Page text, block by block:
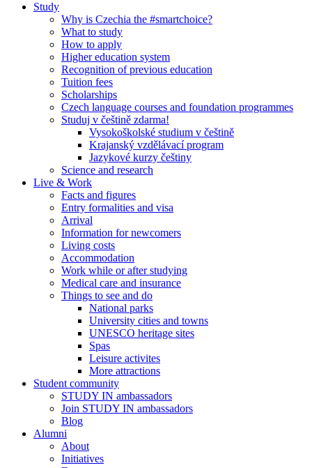
Study
Why is Czechia the #smartchoice?
What to study
How to apply
Higher education system
Recognition of previous education
Tuition fees
Scholarships
Czech language courses and foundation programmes
Studuj v češtině zdarma!
Vysokoškolské studium v češtině
Krajanský vzdělávací program
Jazykové kurzy češtiny
Science and research
Live & Work
Facts and figures
Entry formalities and visa
Arrival
Information for newcomers
Living costs
Accommodation
Work while or after studying
Medical care and insurance
Things to see and do
National parks
University cities and towns
UNESCO heritage sites
Spas
Leisure activites
More attractions
Student community
STUDY IN ambassadors
Join STUDY IN ambassadors
Blog
Alumni
About
Initiatives